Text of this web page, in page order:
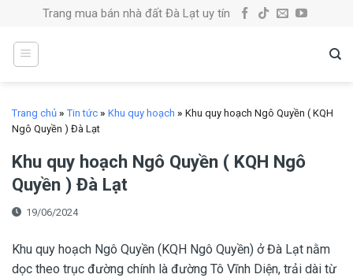
content
Trang mua bán nhà đất Đà Lạt uy tín
Trang chủ »Tin tức » Khu quy hoạch » Khu quy hoạch Ngô Quyền ( KQH
Ngô Quyền ) Đà Lạt
Khu quy hoạch Ngô Quyền ( KQH Ngô
Quyền ) Đà Lạt
19/06/2024
Khu quy hoạch Ngô Quyền (KQH Ngô Quyền) ở Đà Lạt nằm
dọc theo trục đường chính là đường Tô Vĩnh Diện, trải dài từ